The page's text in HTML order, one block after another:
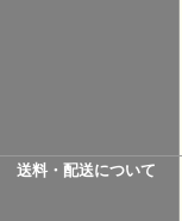
送料・配送について